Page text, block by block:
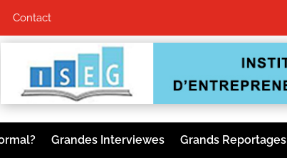
Contact
Grandes Interviewes Grands Reportages